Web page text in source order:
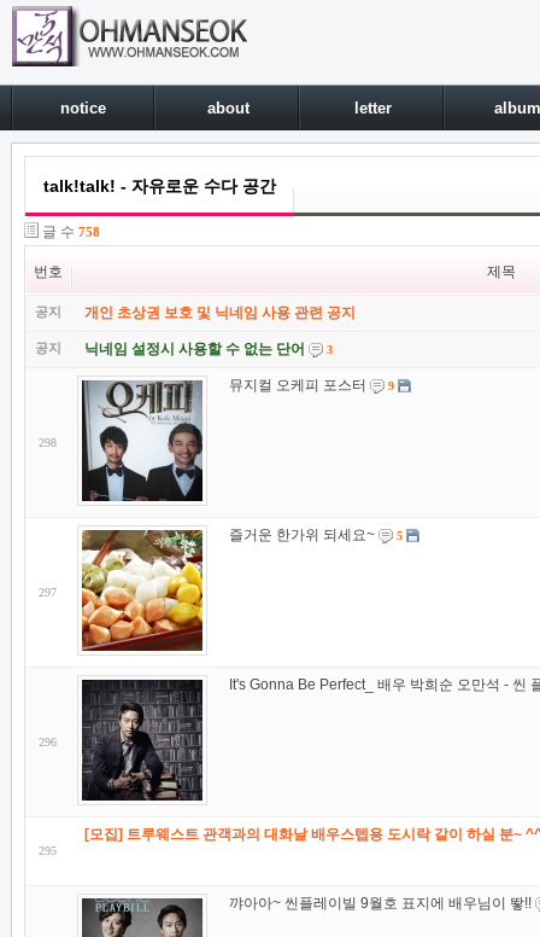
notice about letter album
talk!talk! - 자유로운 수다 공간
글 수 758
번호 제목
공지 개인 초상권 보호 및 닉네임 사용 관련 공지
공지 닉네임 설정시 사용할 수 없는 단어 3
298
뮤지컬 오케피 포스터 9
297
즐거운 한가위 되세요~ 5
296
It's Gonna Be Perfect_ 배우 박희순 오만석 - 씬
295
[모집] 트루웨스트 관객과의 대화날 배우스텝용 도시락 같이 하실 분~
꺄아아~ 씬플레이빌 9월호 표지에 배우님이 뙇!!